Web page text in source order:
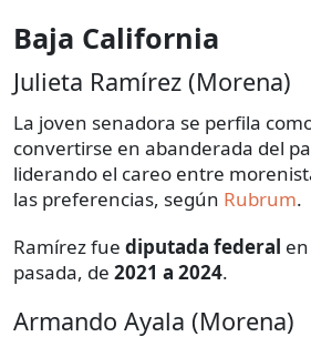
Baja California
Julieta Ramírez (Morena)
La joven senadora se perfila
convertirse en abanderada del
liderando el careo entre
las preferencias, según Rubrum.
Ramírez fue diputada federal
pasada, de 2021 a 2024.
Armando Ayala (Morena)